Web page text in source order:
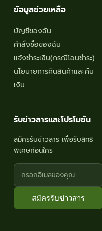
ข้อมูลช่วยเหลือ
บัญชีของฉัน
คำสั่งซื้อของฉัน
แจ้งชำระเงิน(กรณีโอนชำระ)
นโยบายการคืนสินค้าและคืน
เงิน
รับข่าวสารและโปรโมชัน
สมัครรับข่าวสาร เพื่อรับสิทธิ
พิเศษก่อนใคร
สมัครรับข่าวสาร